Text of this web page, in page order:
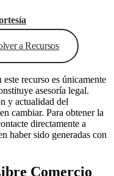
a Recursos
recurso es únicamente
asesoría legal.
y actualidad del
cambiar. Para obtener la
directamente a
haber sido generadas con
Comercio